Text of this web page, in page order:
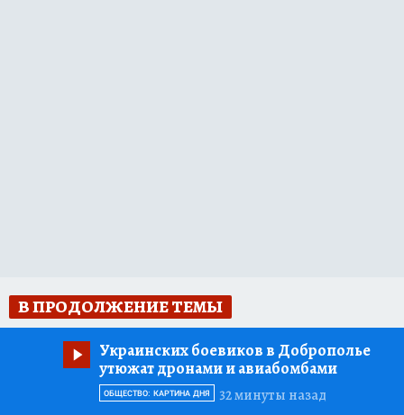
В ПРОДОЛЖЕНИЕ ТЕМЫ
Украинских боевиков в Доброполье
утюжат дронами и авиабомбами
32 минуты назад
ОБЩЕСТВО: КАРТИНА ДНЯ